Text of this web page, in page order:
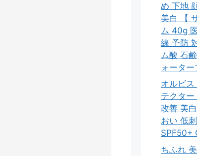
め 下地
美白 【
ム 40g
線 予防
ム酸 石
ォータ
オルビ
テクタ
改善 美
おい 低
SPF50+
ちふれ